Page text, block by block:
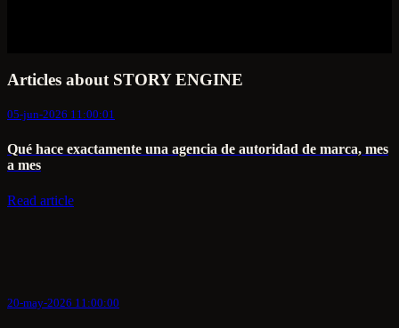
Articles about STORY ENGINE
05-jun-2026 11:00:01
Qué hace exactamente una agencia de autoridad de marca, mes
a mes
Read article
20-may-2026 11:00:00